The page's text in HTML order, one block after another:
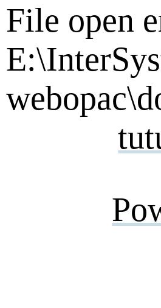
File open